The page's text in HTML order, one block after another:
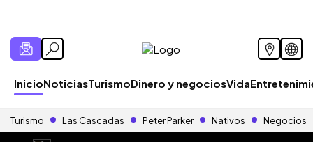
InicioNoticiasTurismoDinero y negociosVida
Turismo Las Cascadas Peter Parker Nativos Negocios